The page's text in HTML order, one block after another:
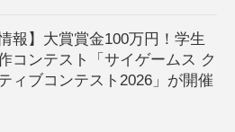
情報】大賞賞金100万円！学生
コンテスト「サイゲームス ク
ィブコンテスト2026」が開催